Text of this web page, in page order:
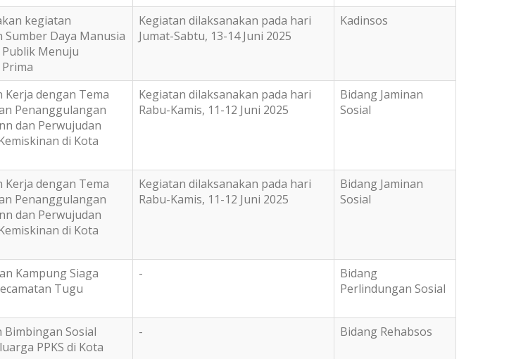
kegiatan
Sumber Daya Manusia
Publik Menuju
Kegiatan dilaksanakan pada hari
Jumat-Sabtu, 13-14 Juni 2025
Kadinsos
Kerja dengan Tema
Penanggulangan
dan Perwujudan
di Kota
Kegiatan dilaksanakan pada hari
Rabu-Kamis, 11-12 Juni 2025
Bidang Jaminan
Sosial
Kerja dengan Tema
Penanggulangan
dan Perwujudan
di Kota
Kegiatan dilaksanakan pada hari
Rabu-Kamis, 11-12 Juni 2025
Bidang Jaminan
Sosial
Kampung Siaga
Tugu
-
Bidang
Perlindungan Sosial
Bimbingan Sosial
PPKS di Kota
- Bidang Rehabsos